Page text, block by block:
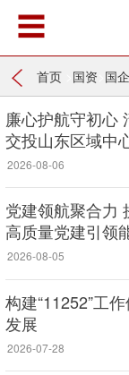
首页> 国资 国
廉心护航守初
交投山东区域中
2026-08-06
党建领航聚合力 拼搏攻坚结硕果——研究总院党委以
高质量党建引领
2026-08-05
构建“11252”工
发展
2026-07-28